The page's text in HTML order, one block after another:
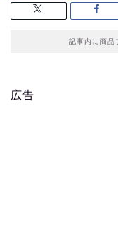
記事内に商品
広告